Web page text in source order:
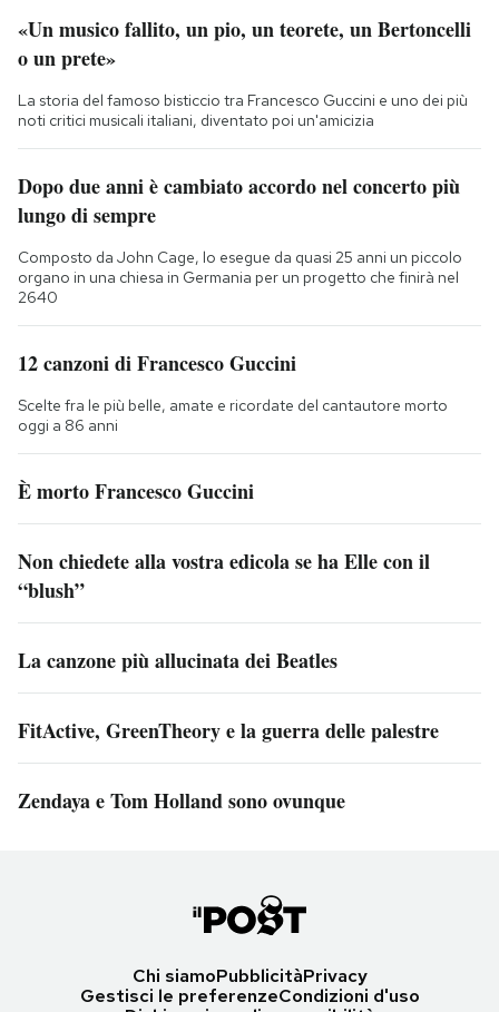
«Un musico fallito, un pio, un teorete, un Bertoncelli
o un prete»
La storia del famoso bisticcio tra Francesco Guccini e uno dei più
noti critici musicali italiani, diventato poi un'amicizia
Dopo due anni è cambiato accordo nel concerto più
lungo di sempre
Composto da John Cage, lo esegue da quasi 25 anni un piccolo
organo in una chiesa in Germania per un progetto che finirà nel
2640
12 canzoni di Francesco Guccini
Scelte fra le più belle, amate e ricordate del cantautore morto
oggi a 86 anni
È morto Francesco Guccini
Non chiedete alla vostra edicola se ha Elle con il
“blush”
La canzone più allucinata dei Beatles
FitActive, GreenTheory e la guerra delle palestre
Zendaya e Tom Holland sono ovunque
Chi siamoPubblicitàPrivacy
Gestisci le preferenzeCondizioni d'uso